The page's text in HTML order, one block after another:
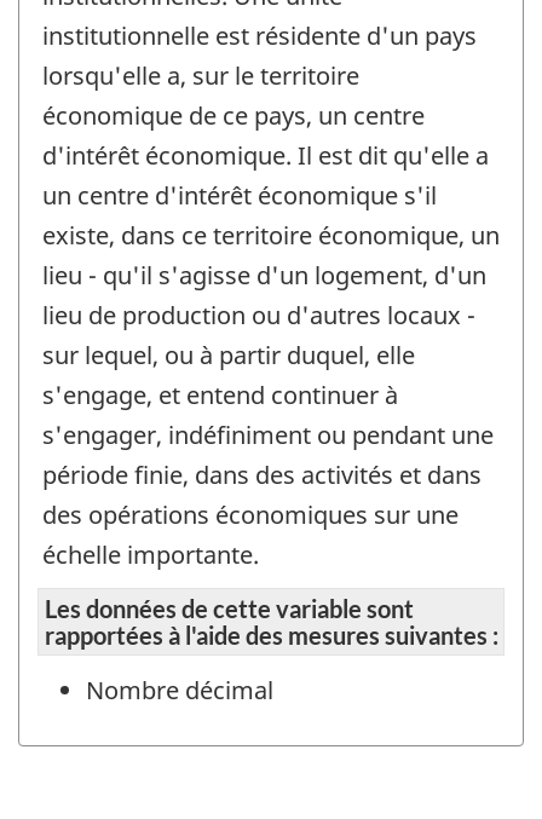
institutionnelle est résidente d'un pays
lorsqu'elle a, sur le territoire
économique de ce pays, un centre
d'intérêt économique. Il est dit qu'elle a
un centre d'intérêt économique s'il
existe, dans ce territoire économique, un
lieu - qu'il s'agisse d'un logement, d'un
lieu de production ou d'autres locaux -
sur lequel, ou à partir duquel, elle
s'engage, et entend continuer à
s'engager, indéfiniment ou pendant une
période finie, dans des activités et dans
des opérations économiques sur une
échelle importante.
Les données de cette variable sont
rapportées à l'aide des mesures suivantes :
Nombre décimal